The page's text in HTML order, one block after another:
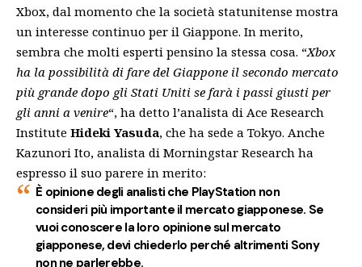
Xbox, dal momento che la società statunitense mostra
un interesse continuo per il Giappone. In merito,
sembra che molti esperti pensino la stessa cosa. “Xbox
ha la possibilità di fare del Giappone il secondo mercato
più grande dopo gli Stati Uniti se farà i passi giusti per
gli anni a venire“, ha detto l’analista di Ace Research
Institute Hideki Yasuda, che ha sede a Tokyo. Anche
Kazunori Ito, analista di Morningstar Research ha
espresso il suo parere in merito:
È opinione degli analisti che PlayStation non
consideri più importante il mercato giapponese. Se
vuoi conoscere la loro opinione sul mercato
giapponese, devi chiederlo perché altrimenti Sony
non ne parlerebbe.